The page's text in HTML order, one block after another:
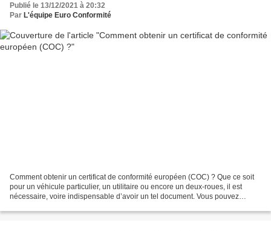
Publié le 13/12/2021 à 20:32
Par L'équipe Euro Conformité
Comment obtenir un certificat de conformité européen (COC) ? Que ce soit
pour un véhicule particulier, un utilitaire ou encore un deux-roues, il est
nécessaire, voire indispensable d’avoir un tel document. Vous pouvez